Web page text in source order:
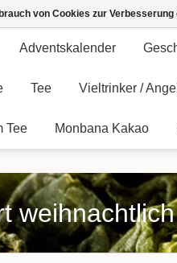
Adventskalender
Tee Vieltrinker /
Tee Monbana Kakao
weihnachtlich
von Cookies zur Verbesserung